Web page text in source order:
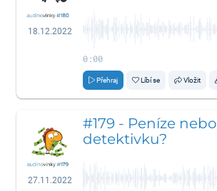
18.12.2022
0:00
Přehraj Líbí se Vložit
27.11.2022
#179 - Peníze nebo
detektivku?